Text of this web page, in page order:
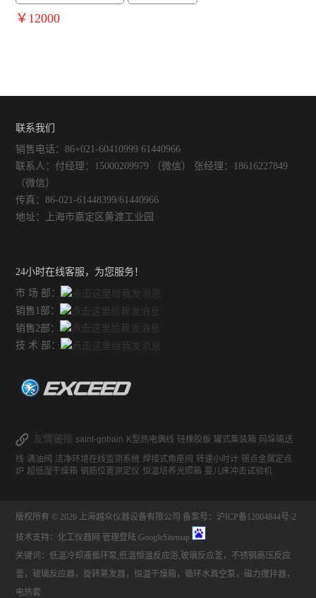
￥12000
联系我们
销售电话：86+021-60410999 61440966
联系人：付经理：15000209979 （微信） 张经理：18616227849
（微信）
传真：86-021-61448399/61440966
地址：上海市嘉定区黄渡工业园
24小时在线客服，为您服务！
市 场 部：
销售1部：
销售2部：
技 术 部：
友情链接 saint-gobain K型热电偶线 硅橡胶板 罐式集装箱 码垛输送
线 满油阀 洁净环境在线监测系统 焊接式角座阀 转速小时计 锡点金属定点
炉 超低湿干燥箱 钢筋位置测定仪 恒温培养光照箱 婴儿床冲击试验机
版权所有 © 2026 上海越众仪器设备有限公司 备案号：沪ICP备12004844号-2
技术支持： 化工仪器网 管理登陆 GoogleSitemap
关键词：低温冷却液循环泵,低温恒温反应浴,玻璃反应釜，不锈钢高压反应
釜，玻璃反应器，旋转蒸发器，恒温干燥箱，循环水真空泵，磁力搅拌器，
电热套